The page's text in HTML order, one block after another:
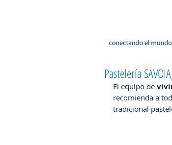
Pastelería
El equipo de
recomienda a
tradicional